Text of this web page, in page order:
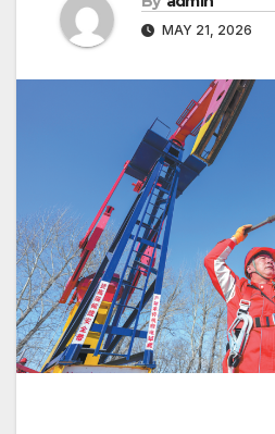
MAY 21, 2026